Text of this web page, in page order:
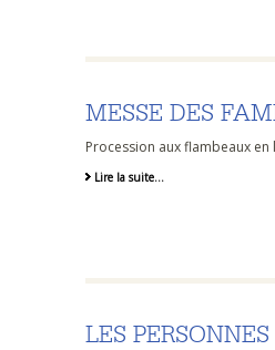
MESSE DES
Procession aux flambeaux
Lire la suite…
LES